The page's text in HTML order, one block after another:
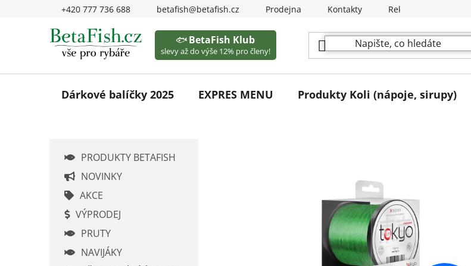
+420 777 736 688 betafish@betafish.cz Prodejna Kontakty Reklamační podmínky
🐟BetaFish Klub
slevy až do výše 12% pro členy!
Dárkové balíčky 2025 EXPRES MENU Produkty Koli (nápoje, sirupy)
PRODUKTY BETAFISH
NOVINKY
AKCE
VÝPRODEJ
PRUTY
NAVIJÁKY